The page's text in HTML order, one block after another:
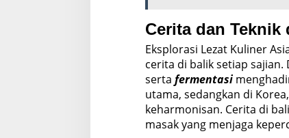
Cerita dan
Eksplorasi Lezat Kuliner
cerita di balik setiap
serta fermentasi
utama, sedangkan di
keharmonisan. Cerita di
masak yang menjaga